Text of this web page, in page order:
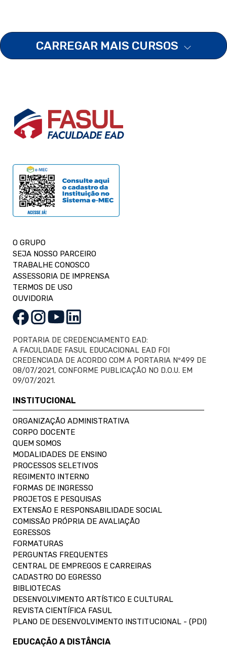
CARREGAR MAIS CURSOS
O GRUPO
SEJA NOSSO PARCEIRO
TRABALHE CONOSCO
ASSESSORIA DE IMPRENSA
TERMOS DE USO
OUVIDORIA
PORTARIA DE CREDENCIAMENTO EAD:
A FACULDADE FASUL EDUCACIONAL EAD FOI
CREDENCIADA DE ACORDO COM A PORTARIA Nº499 DE
08/07/2021, CONFORME PUBLICAÇÃO NO D.O.U. EM
09/07/2021.
INSTITUCIONAL
ORGANIZAÇÃO ADMINISTRATIVA
CORPO DOCENTE
QUEM SOMOS
MODALIDADES DE ENSINO
PROCESSOS SELETIVOS
REGIMENTO INTERNO
FORMAS DE INGRESSO
PROJETOS E PESQUISAS
EXTENSÃO E RESPONSABILIDADE SOCIAL
COMISSÃO PRÓPRIA DE AVALIAÇÃO
EGRESSOS
FORMATURAS
PERGUNTAS FREQUENTES
CENTRAL DE EMPREGOS E CARREIRAS
CADASTRO DO EGRESSO
BIBLIOTECAS
DESENVOLVIMENTO ARTÍSTICO E CULTURAL
REVISTA CIENTÍFICA FASUL
PLANO DE DESENVOLVIMENTO INSTITUCIONAL - (PDI)
EDUCAÇÃO A DISTÂNCIA